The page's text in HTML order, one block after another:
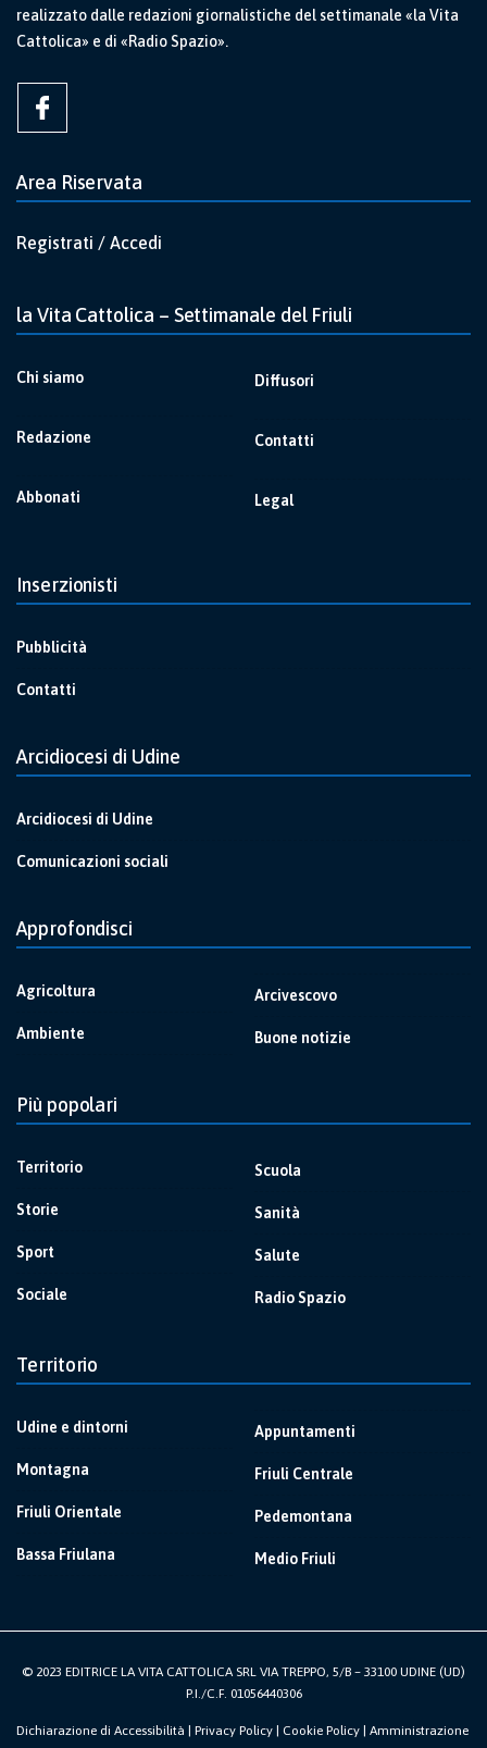
realizzato dalle redazioni giornalistiche del settimanale «la Vita
Cattolica» e di «Radio Spazio».
Area Riservata
Registrati / Accedi
la Vita Cattolica – Settimanale del Friuli
Chi siamo
Redazione
Abbonati
Diffusori
Contatti
Legal
Inserzionisti
Pubblicità
Contatti
Arcidiocesi di Udine
Arcidiocesi di Udine
Comunicazioni sociali
Approfondisci
Agricoltura
Ambiente
Arcivescovo
Buone notizie
Più popolari
Territorio
Storie
Sport
Sociale
Scuola
Sanità
Salute
Radio Spazio
Territorio
Udine e dintorni
Montagna
Friuli Orientale
Bassa Friulana
Appuntamenti
Friuli Centrale
Pedemontana
Medio Friuli
© 2023 EDITRICE LA VITA CATTOLICA SRL VIA TREPPO, 5/B – 33100 UDINE (UD)
P.I./C.F. 01056440306
Dichiarazione di Accessibilità Privacy Policy Cookie Policy
Amministrazione